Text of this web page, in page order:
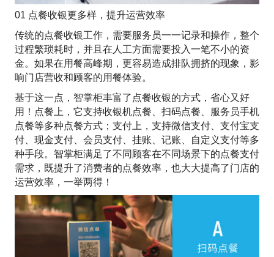
01 点餐收银更多样，提升运营效率
传统的点餐收银工作，需要服务员一一记录和操作，整个
过程繁琐耗时，并且在人工方面需要投入一笔不小的资
金。如果在用餐高峰期，更容易造成排队拥挤的现象，影
响门店营收和顾客的用餐体验。
基于这一点，智掌柜丰富了点餐收银的方式，省心又好
用！点餐上，它支持收银机点餐、扫码点餐、服务员手机
点餐等多种点餐方式；支付上，支持微信支付、支付宝支
付、现金支付、会员支付、挂账、记账、自定义支付等多
种手段。智掌柜满足了不同顾客在不同场景下的点餐支付
需求，既提升了消费者的点餐效率，也大大提高了门店的
运营效率，一举两得！